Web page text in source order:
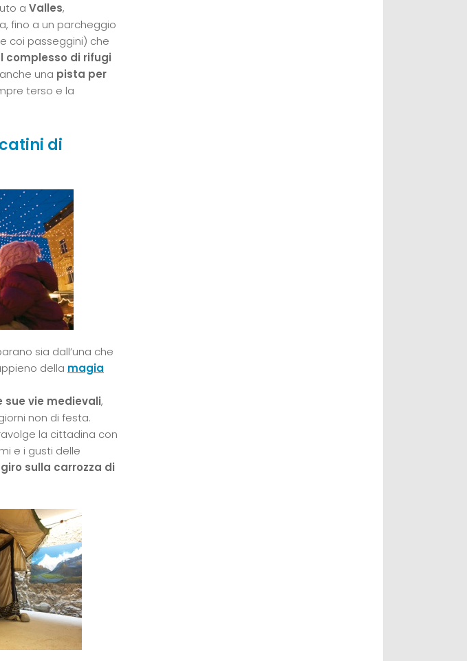
a Valles,
fino a un parcheggio
coi passeggini) che
complesso di rifugi
una pista per
terso e la
di
sia dall’una che
della magia
sue vie medievali,
non di festa.
la cittadina con
e i gusti delle
giro sulla carrozza di